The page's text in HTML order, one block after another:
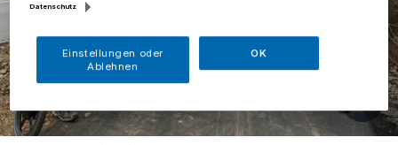
Datenschutz
Einstellungen oder
Ablehnen
OK